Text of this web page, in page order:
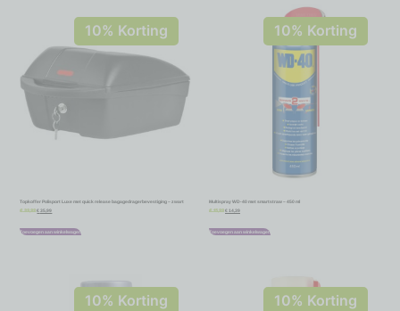
10% Korting
Topkoffer Polisport Luxe met quick release bagagedragerbevestiging – zwart
€ € 35,99
Toevoegen aan winkelwagen
10% Korting
Multispray WD-40 met smartstraw – 450 ml
€ 15,99 € 14,39
Toevoegen aan winkelwagen
10% Korting 10% Korting